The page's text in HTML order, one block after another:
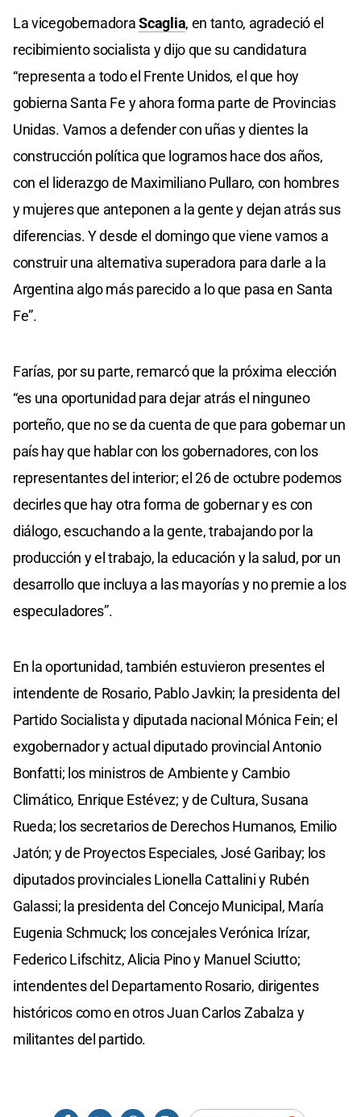
La vicegobernadoraScaglia, en tanto, agradeció el
recibimiento socialista y dijo que su candidatura
“representa a todo el Frente Unidos, el que hoy
gobierna Santa Fe y ahora forma parte de Provincias
Unidas. Vamos a defender con uñas y dientes la
construcción política que logramos hace dos años,
con el liderazgo de Maximiliano Pullaro, con hombres
y mujeres que anteponen a la gente y dejan atrás sus
diferencias. Y desde el domingo que viene vamos a
construir una alternativa superadora para darle a la
Argentina algo más parecido a lo que pasa en Santa
Fe”.
Farías, por su parte, remarcó que la próxima elección
“es una oportunidad para dejar atrás el ninguneo
porteño, que no se da cuenta de que para gobernar un
país hay que hablar con los gobernadores, con los
representantes del interior; el 26 de octubre podemos
decirles que hay otra forma de gobernar y es con
diálogo, escuchando a la gente, trabajando por la
producción y el trabajo, la educación y la salud, por un
desarrollo que incluya a las mayorías y no premie a los
especuladores”.
En la oportunidad, también estuvieron presentes el
intendente de Rosario, Pablo Javkin; la presidenta del
Partido Socialista y diputada nacional Mónica Fein; el
exgobernador y actual diputado provincial Antonio
Bonfatti; los ministros de Ambiente y Cambio
Climático, Enrique Estévez; y de Cultura, Susana
Rueda; los secretarios de Derechos Humanos, Emilio
Jatón; y de Proyectos Especiales, José Garibay; los
diputados provinciales Lionella Cattalini y Rubén
Galassi; la presidenta del Concejo Municipal, María
Eugenia Schmuck; los concejales Verónica Irízar,
Federico Lifschitz, Alicia Pino y Manuel Sciutto;
intendentes del Departamento Rosario, dirigentes
históricos como en otros Juan Carlos Zabalza y
militantes del partido.